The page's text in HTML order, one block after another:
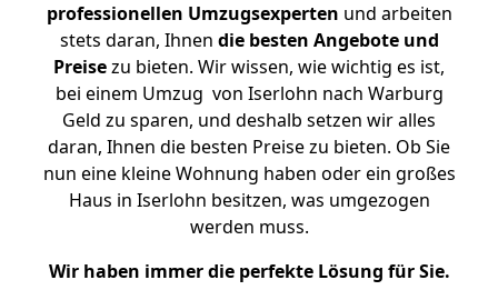
professionellen Umzugsexperten und arbeiten
stets daran, Ihnen die besten Angebote und
Preisezu bieten. Wir wissen, wie wichtig es ist,
bei einem Umzug von Iserlohn nach Warburg
Geld zu sparen, und deshalb setzen wir alles
daran, Ihnen die besten Preise zu bieten. Ob Sie
nun eine kleine Wohnung haben oder ein großes
Haus in Iserlohn besitzen, was umgezogen
werden muss.
Wir haben immer die perfekte Lösung für Sie.